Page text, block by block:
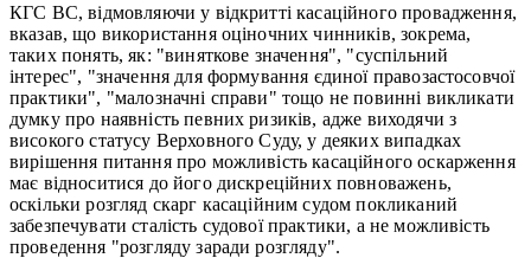
КГС ВС, відмовляючи у відкритті касаційного провадження,
вказав, що використання оціночних чинників, зокрема,
таких понять, як: "виняткове значення", "суспільний
інтерес", "значення для формування єдиної правозастосовчої
практики", "малозначні справи" тощо не повинні викликати
думку про наявність певних ризиків, адже виходячи з
високого статусу Верховного Суду, у деяких випадках
вирішення питання про можливість касаційного оскарження
має відноситися до його дискреційних повноважень,
оскільки розгляд скарг касаційним судом покликаний
забезпечувати сталість судової практики, а не можливість
проведення "розгляду заради розгляду".